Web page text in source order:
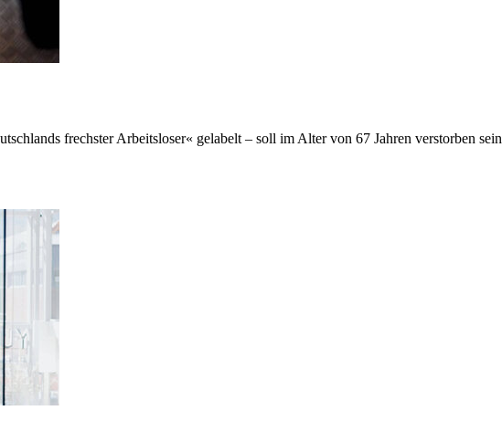
frechster Arbeitsloser« gelabelt – soll im Alter von 67 Jahren verstorben sein